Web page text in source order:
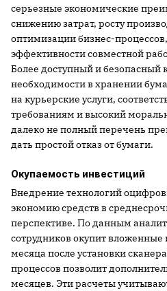
серьезные экономические
снижению затрат, росту
оптимизации бизнес-
эффективности совместной
Более доступный и безопасный
необходимости в хранении
на курьерские услуги,
требованиям и высокий
далеко не полный перечень
дать простой отказ от бумаги.
Окупаемость инвестиций
Внедрение технологий
экономию средств в
перспективе. По данным
сотрудников окупит вложенные
месяца после установки
процессов позволит
месяцев. Эти расчеты